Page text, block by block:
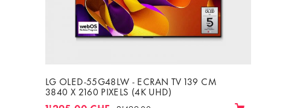
LG OLED-55G48LW - ECRAN TV 139 CM
3840 X 2160 PIXELS (4K UHD)